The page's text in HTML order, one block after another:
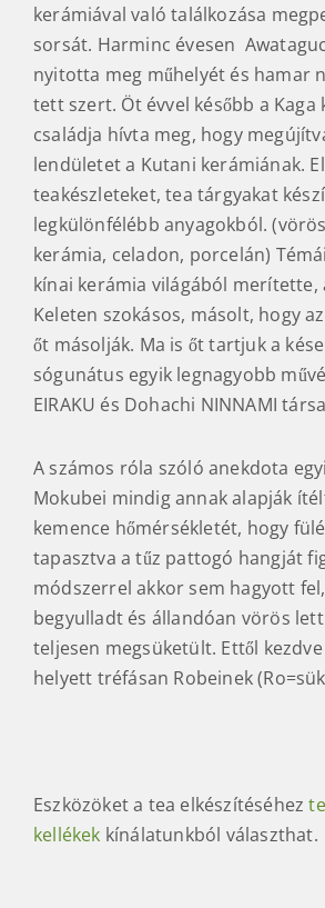
kerámiával való találkozása
sorsát. Harminc évesen
nyitotta meg műhelyét és hamar
tett szert. Öt évvel később a Kaga
családja hívta meg, hogy
lendületet a Kutani kerámiának.
teakészleteket, tea tárgyakat
legkülönfélébb anyagokból.
kerámia, celadon, porcelán)
kínai kerámia világából merítette,
Keleten szokásos, másolt, hogy
őt másolják. Ma is őt tartjuk a
sógunátus egyik legnagyobb
EIRAKU és Dohachi NINNAMI
A számos róla szóló anekdota
Mokubei mindig annak alapják
kemence hőmérsékletét, hogy
tapasztva a tűz pattogó hangját
módszerrel akkor sem hagyott
begyulladt és állandóan vörös
teljesen megsüketült. Ettől
helyett tréfásan Robeinek
Eszközöket a tea elkészítéséhez
kellékek kínálatunkból választhat.